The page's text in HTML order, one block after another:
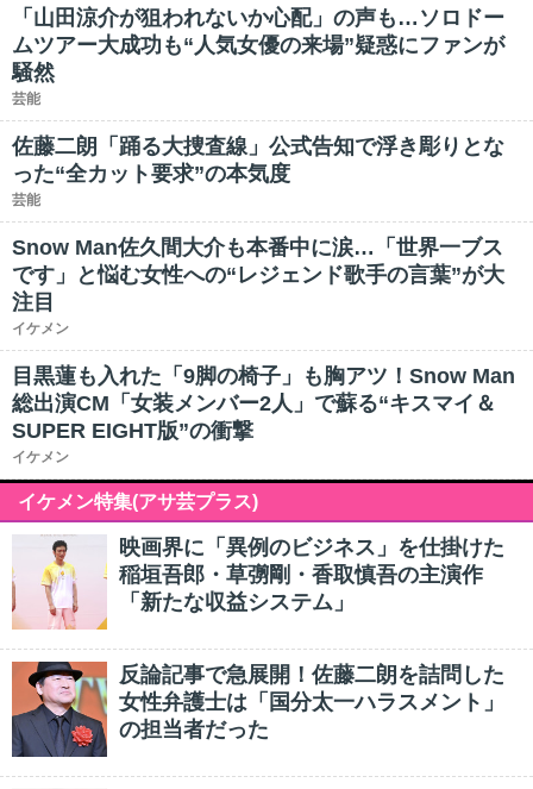
「山田涼介が狙われないか心配」の声も…ソロドー
ムツアー大成功も“人気女優の来場”疑惑にファンが
騒然
芸能
佐藤二朗「踊る大捜査線」公式告知で浮き彫りとな
った“全カット要求”の本気度
芸能
Snow Man佐久間大介も本番中に涙…「世界一ブス
です」と悩む女性への“レジェンド歌手の言葉”が大
注目
イケメン
目黒蓮も入れた「9脚の椅子」も胸アツ！Snow Man
総出演CM「女装メンバー2人」で蘇る“キスマイ＆
SUPER EIGHT版”の衝撃
イケメン
イケメン特集(アサ芸プラス)
映画界に「異例のビジネス」を仕掛けた
稲垣吾郎・草彅剛・香取慎吾の主演作
「新たな収益システム」
反論記事で急展開！佐藤二朗を詰問した
女性弁護士は「国分太一ハラスメント」
の担当者だった